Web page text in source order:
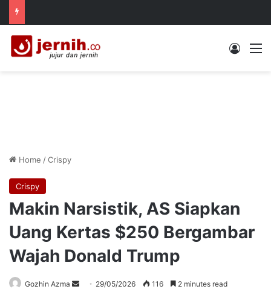
Log In
Home /Crispy
Crispy
Makin Narsistik, AS Siapkan
Uang Kertas $250 Bergambar
Wajah Donald Trump
Gozhin Azma
Send 29/05/2026 116 2 minutes read